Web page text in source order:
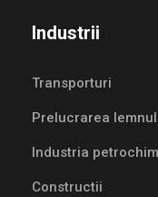
Industrii
Transporturi
Prelucrarea
Industria
Constructii